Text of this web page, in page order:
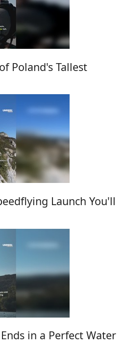
Poland's Tallest
Launch You'll
in a Perfect Water